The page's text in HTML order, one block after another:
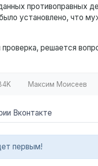
противоправных
установлено, что
решается
Максим Моисеев
Вконтакте
первым!